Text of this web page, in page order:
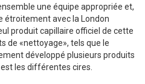
une équipe appropriée et,
étroitement avec la London
produit capillaire officiel de cette
de «nettoyage», tels que le
développé plusieurs produits
les différentes cires.